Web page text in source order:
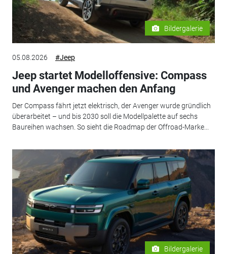
Bildergalerie
05.08.2026 #Jeep
Jeep startet Modelloffensive: Compass
und Avenger machen den Anfang
Der Compass fährt jetzt elektrisch, der Avenger wurde gründlich
überarbeitet – und bis 2030 soll die Modellpalette auf sechs
Baureihen wachsen. So sieht die Roadmap der Offroad-Marke...
Bildergalerie